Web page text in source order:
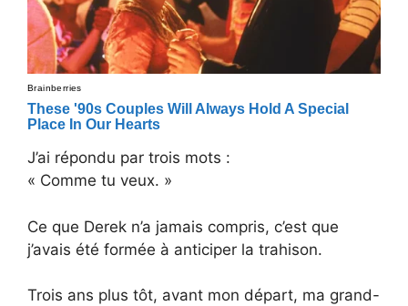
J’ai répondu par trois mots :
« Comme tu veux. »
Ce que Derek n’a jamais compris, c’est que
j’avais été formée à anticiper la trahison.
Trois ans plus tôt, avant mon départ, ma grand-